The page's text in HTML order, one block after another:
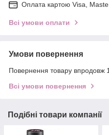
Оплата картою Visa,
Всі умови оплати
Умови повернення
Повернення товару впродовж
Всі умови повернення
Подібні товари компанії